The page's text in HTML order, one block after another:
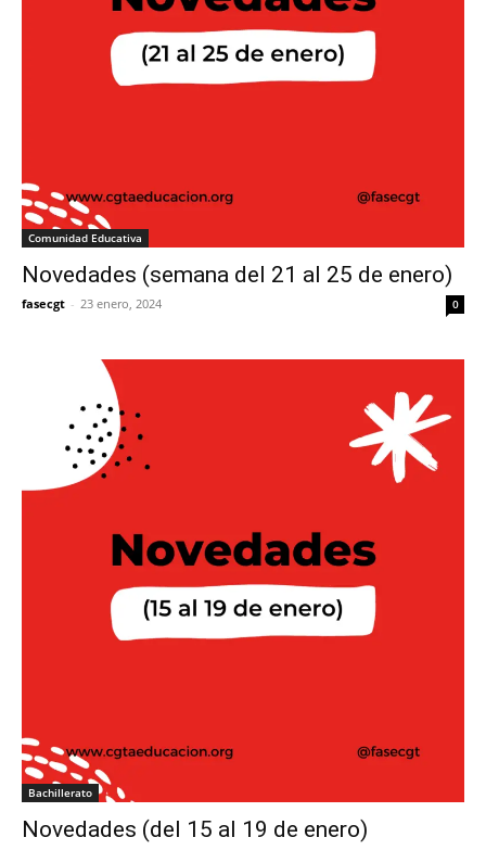
Comunidad Educativa
Novedades (semana del 21 al 25 de enero)
fasecgt - 23 enero, 2024 0
Bachillerato
Novedades (del 15 al 19 de enero)